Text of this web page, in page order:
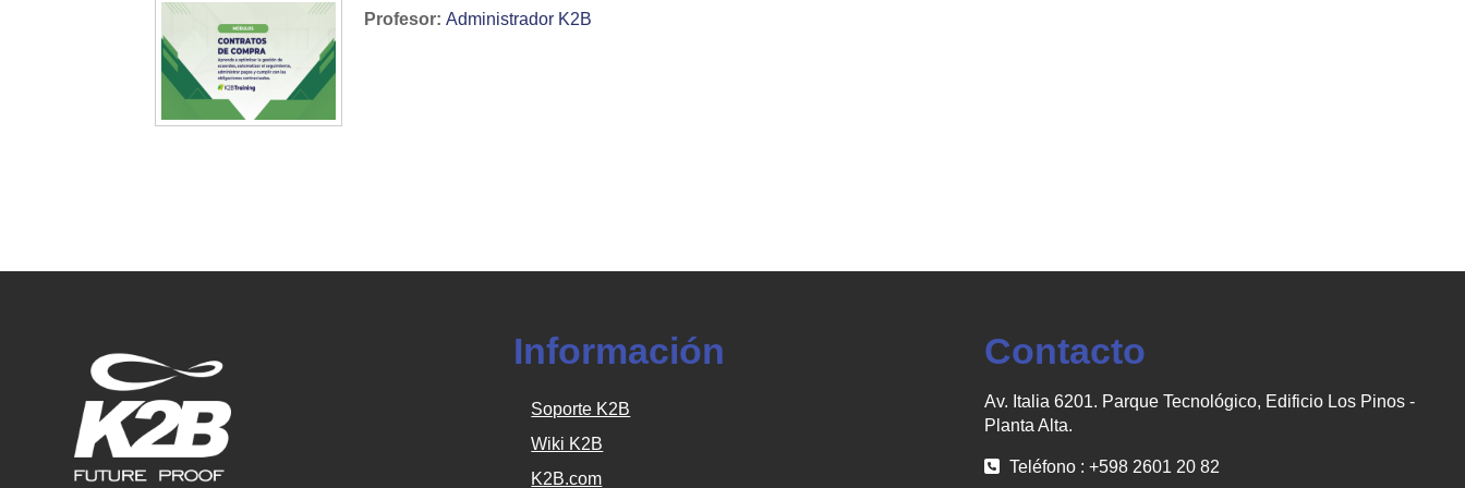
Profesor: Administrador K2B
Información
Soporte K2B
Wiki K2B
K2B.com
Contacto
Av. Italia 6201. Parque Tecnológico, Edificio Los Pinos -
Planta Alta.
Teléfono : +598 2601 20 82